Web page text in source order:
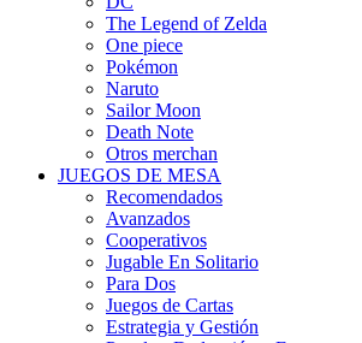
The Legend of Zelda
One piece
Pokémon
Naruto
Sailor Moon
Death Note
Otros merchan
JUEGOS DE MESA
Recomendados
Avanzados
Cooperativos
Jugable En Solitario
Para Dos
Juegos de Cartas
Estrategia y Gestión